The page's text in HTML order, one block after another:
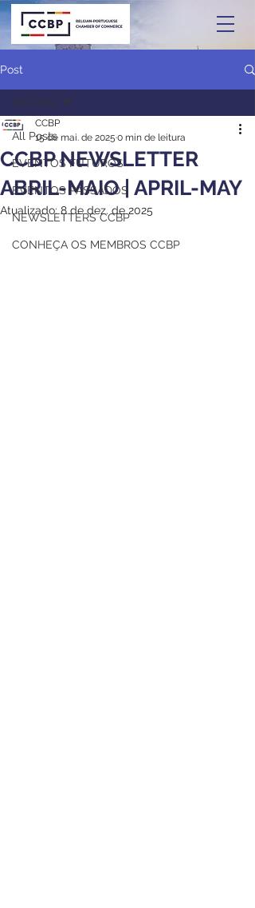
Post
All Posts
EVENTOS FUTUROS
EVENTOS PASSADOS
NEWSLETTERS CCBP
CONHEÇA OS MEMBROS CCBP
All Posts
CCBP NEWSLETTER
ABRIL-MAIO | APRIL-MAY
CCBP
15 de mai. de 2025 0 min de leitura
Atualizado: 8 de dez. de 2025